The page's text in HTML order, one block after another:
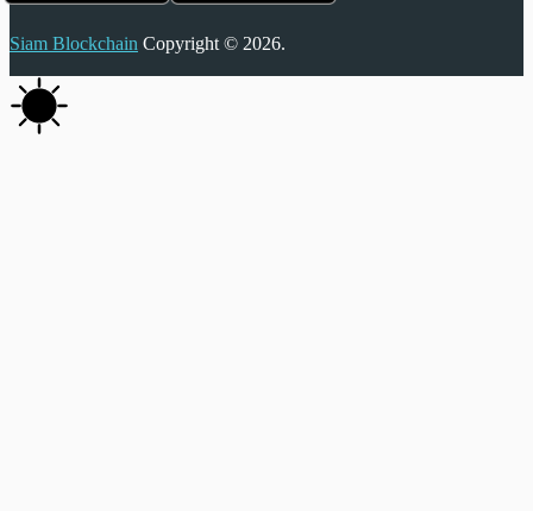
Siam Blockchain Copyright © 2026.